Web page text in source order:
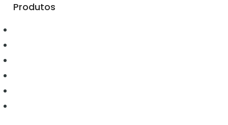
Produtos